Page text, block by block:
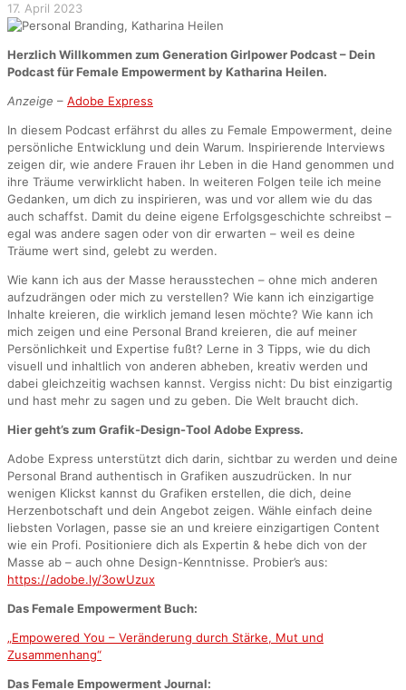
17. April 2023
Herzlich Willkommen zum Generation Girlpower Podcast – Dein
Podcast für Female Empowerment by Katharina Heilen.
Anzeige – Adobe Express
In diesem Podcast erfährst du alles zu Female Empowerment, deine
persönliche Entwicklung und dein Warum. Inspirierende Interviews
zeigen dir, wie andere Frauen ihr Leben in die Hand genommen und
ihre Träume verwirklicht haben. In weiteren Folgen teile ich meine
Gedanken, um dich zu inspirieren, was und vor allem wie du das
auch schaffst. Damit du deine eigene Erfolgsgeschichte schreibst –
egal was andere sagen oder von dir erwarten – weil es deine
Träume wert sind, gelebt zu werden.
Wie kann ich aus der Masse herausstechen – ohne mich anderen
aufzudrängen oder mich zu verstellen? Wie kann ich einzigartige
Inhalte kreieren, die wirklich jemand lesen möchte? Wie kann ich
mich zeigen und eine Personal Brand kreieren, die auf meiner
Persönlichkeit und Expertise fußt? Lerne in 3 Tipps, wie du dich
visuell und inhaltlich von anderen abheben, kreativ werden und
dabei gleichzeitig wachsen kannst. Vergiss nicht: Du bist einzigartig
und hast mehr zu sagen und zu geben. Die Welt braucht dich.
Hier geht’s zum Grafik-Design-Tool Adobe Express.
Adobe Express unterstützt dich darin, sichtbar zu werden und deine
Personal Brand authentisch in Grafiken auszudrücken. In nur
wenigen Klickst kannst du Grafiken erstellen, die dich, deine
Herzenbotschaft und dein Angebot zeigen. Wähle einfach deine
liebsten Vorlagen, passe sie an und kreiere einzigartigen Content
wie ein Profi. Positioniere dich als Expertin & hebe dich von der
Masse ab – auch ohne Design-Kenntnisse. Probier’s aus:
https://adobe.ly/3owUzux
Das Female Empowerment Buch:
„Empowered You – Veränderung durch Stärke, Mut und
Zusammenhang“
Das Female Empowerment Journal: